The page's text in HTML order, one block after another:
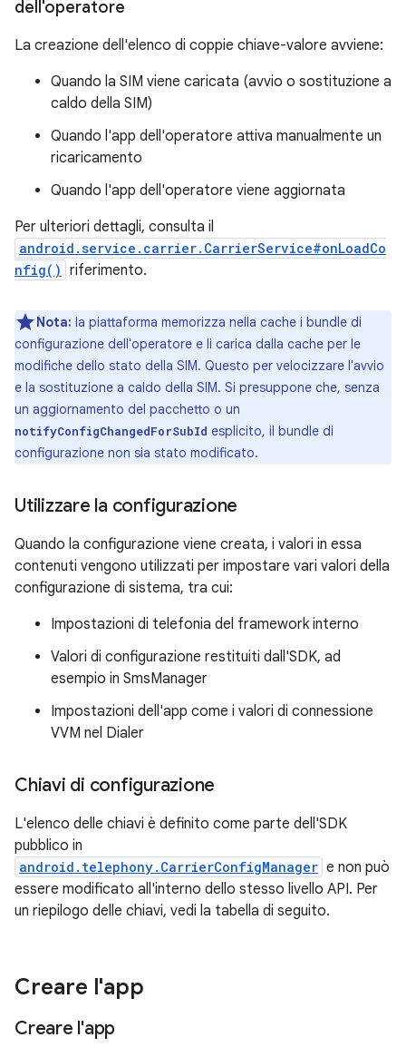
dell'operatore
La creazione dell'elenco di coppie chiave-valore avviene:
Quando la SIM viene caricata (avvio o sostituzione a
caldo della SIM)
Quando l'app dell'operatore attiva manualmente un
ricaricamento
Quando l'app dell'operatore viene aggiornata
Per ulteriori dettagli, consulta il
android.service.carrier.CarrierService#onLoadCo
nfig() riferimento.
Nota: la piattaforma memorizza nella cache i bundle di
configurazione dell'operatore e li carica dalla cache per le
modifiche dello stato della SIM. Questo per velocizzare l'avvio
e la sostituzione a caldo della SIM. Si presuppone che, senza
un aggiornamento del pacchetto o un
notifyConfigChangedForSubId esplicito, il bundle di
configurazione non sia stato modificato.
Utilizzare la configurazione
Quando la configurazione viene creata, i valori in essa
contenuti vengono utilizzati per impostare vari valori della
configurazione di sistema, tra cui:
Impostazioni di telefonia del framework interno
Valori di configurazione restituiti dall'SDK, ad
esempio in SmsManager
Impostazioni dell'app come i valori di connessione
VVM nel Dialer
Chiavi di configurazione
L'elenco delle chiavi è definito come parte dell'SDK
pubblico in
android.telephony.CarrierConfigManager e non può
essere modificato all'interno dello stesso livello API. Per
un riepilogo delle chiavi, vedi la tabella di seguito.
Creare l'app
Creare l'app